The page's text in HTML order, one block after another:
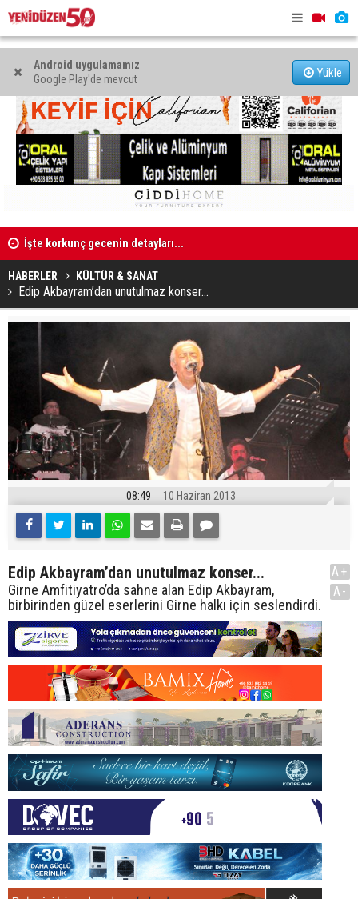
Android uygulamamız
Google Play'de mevcut
Yükle
İşte korkunç gecenin detayları...
Güneydeki Merkezi Cezaevi'nde güvenlik sorunları
yaşanıyor
HABERLER KÜLTÜR & SANAT
Edip Akbayram’dan unutulmaz konser...
08:49 10 Haziran 2013
Edip Akbayram’dan unutulmaz konser...
Girne Amfitiyatro’da sahne alan Edip Akbayram,
birbirinden güzel eserlerini Girne halkı için seslendirdi.
A+
A-